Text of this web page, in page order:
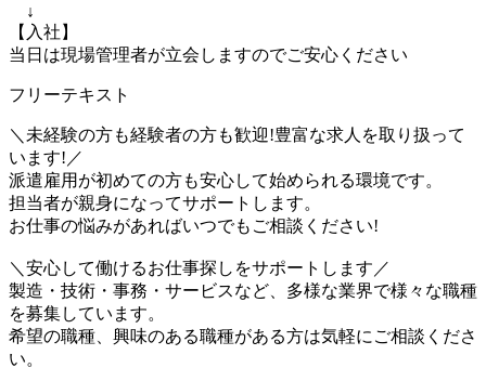
↓
【入社】
当日は現場管理者が立会しますのでご安心ください
フリーテキスト
＼未経験の方も経験者の方も歓迎!豊富な求人を取り扱って
います!／
派遣雇用が初めての方も安心して始められる環境です。
担当者が親身になってサポートします。
お仕事の悩みがあればいつでもご相談ください!
＼安心して働けるお仕事探しをサポートします／
製造・技術・事務・サービスなど、多様な業界で様々な職種
を募集しています。
希望の職種、興味のある職種がある方は気軽にご相談くださ
い。